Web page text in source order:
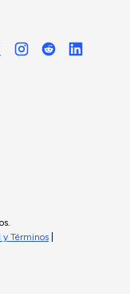
y Términos